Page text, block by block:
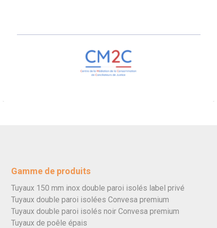
Gamme de produits
Tuyaux 150 mm inox double paroi isolés label privé
Tuyaux double paroi isolées Convesa premium
Tuyaux double paroi isolés noir Convesa premium
Tuyaux de poêle épais